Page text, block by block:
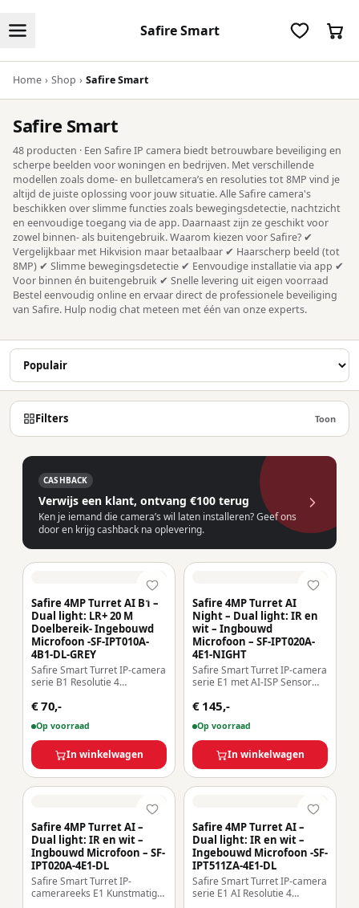
Safire Smart
Home › Shop › Safire Smart
Safire Smart
48 producten · Een Safire IP camera biedt betrouwbare beveiliging en
scherpe beelden voor woningen en bedrijven. Met verschillende
modellen zoals dome- en bulletcamera’s en resoluties tot 8MP vind je
altijd de juiste oplossing voor jouw situatie. Alle Safire camera's
beschikken over slimme functies zoals bewegingsdetectie, nachtzicht
en eenvoudige toegang via de app. Daarnaast zijn ze geschikt voor
zowel binnen- als buitengebruik. Waarom kiezen voor Safire? ✔
Vergelijkbaar met Hikvision maar betaalbaar ✔ Haarscherp beeld (tot
8MP) ✔ Slimme bewegingsdetectie ✔ Eenvoudige installatie via app ✔
Voor binnen én buitengebruik ✔ Snelle levering uit eigen voorraad
Bestel eenvoudig online en ervaar direct de professionele beveiliging
van Safire. Hulp nodig chat meteen met één van onze experts.
Filters Toon
CASHBACK
Verwijs een klant, ontvang €100 terug
Ken je iemand die camera’s wil laten installeren? Geef ons
door en krijg cashback na oplevering.
Safire 4MP Turret AI B1 –
Dual light: LR+ 20 M
Doelbereik- Ingebouwd
Microfoon -SF-IPT010A-
4B1-DL-GREY
Safire Smart Turret IP-camera
serie B1 Resolutie 4
2.8 mm | Geavanceerde
IR + Doelbereik 20 m |
Microfoon Weerbestendigheid
IP67 | PoE (IEEE802.3af)
€ 70,-
Op voorraad
In winkelwagen
Safire 4MP Turret AI
Night – Dual light: IR en
wit – Ingbouwd
Microfoon – SF-IPT020A-
4E1-NIGHT
Safire Smart Turret IP-camera
serie E1 met AI-ISP Sensor
Nachtkleur X Resolutie 4
MicroSD Lens 2.8 mm |
Geïntegreerde microfoon |
LED 30m AI: Mens- en
voertuigclassificatie | Tellen
Weerbe
€ 145,-
Op voorraad
In winkelwagen
Safire 4MP Turret AI –
Dual light: IR en wit –
Ingbouwd Microfoon – SF-
IPT020A-4E1-DL
Safire Smart Turret IP-
camerareeks E1 Kunstmatige
Safire 4MP Turret AI –
Dual light: IR en wit –
Ingebouwd Microfoon -SF-
IPT511ZA-4E1-DL
Safire Smart Turret IP-camera
serie E1 AI Resolutie 4